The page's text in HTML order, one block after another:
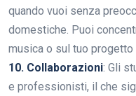
quando vuoi senza
domestiche. Puoi
musica o sul tuo progetto
10. Collaborazioni: Gli
e professionisti, il che